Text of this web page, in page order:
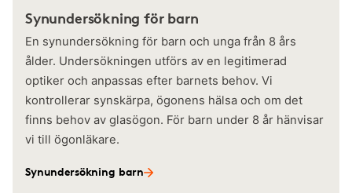
Synundersökning för barn
En synundersökning för barn och unga från 8 års
ålder. Undersökningen utförs av en legitimerad
optiker och anpassas efter barnets behov. Vi
kontrollerar synskärpa, ögonens hälsa och om det
finns behov av glasögon. För barn under 8 år hänvisar
vi till ögonläkare.
Synundersökning barn